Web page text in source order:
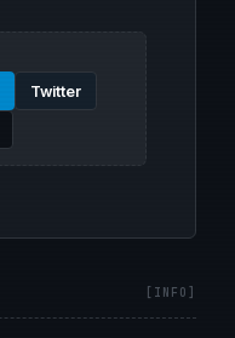
Twitter